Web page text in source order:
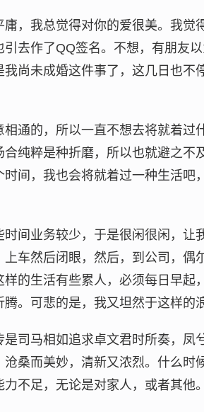
，我总觉得对你的爱很美。我觉
去作了QQ签名。不想，有朋友
尚未成婚这件事了，这几日也不
通的，所以一直不想去将就着过
纯粹是种折磨，所以也就避之不
间，我也会将就着过一种生活吧
间业务较少，于是很闲很闲，让
车然后闭眼，然后，到公司，偶
的生活有些累人，必须每日早起
。可悲的是，我又坦然于这样的
司马相如追求卓文君时所奏，凤
桑而美妙，清新又浓烈。什么时
不足，无论是对家人，或者其他。